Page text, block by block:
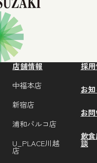
店舗情報
中福本店
新宿店
浦和パルコ店
U_PLACE川越
店
採
お
お
飲
談